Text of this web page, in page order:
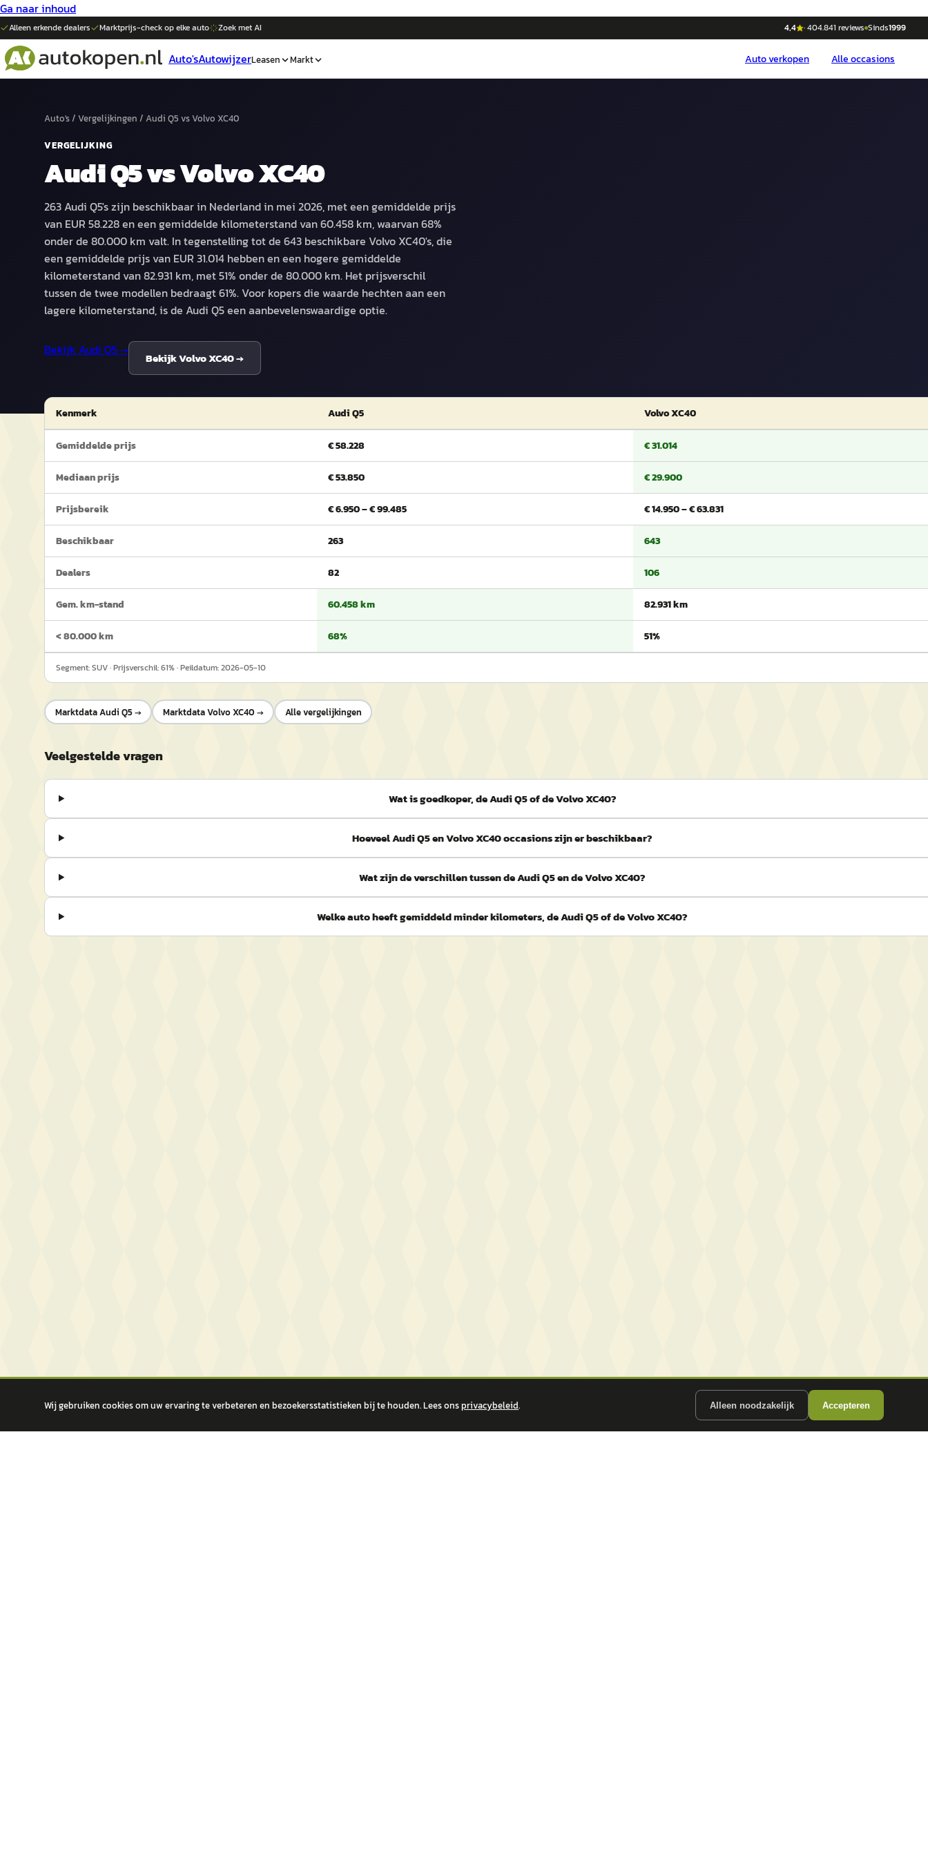
Ga naar inhoud
Alleen erkende dealers Marktprijs-check op elkeauto Zoek met AI 4,4 ·404.841 reviews Sinds1999
Auto'sAutowijzerLeasen Markt Autoverkopen Alle occasions
Auto's/ Vergelijkingen / Audi Q5 vsVolvo XC40
VERGELIJKING
Audi Q5vsVolvo XC40
263 Audi Q5's zijn beschikbaar in Nederland in mei 2026, met een gemiddelde prijs
van EUR 58.228 en een gemiddelde kilometerstand van 60.458 km, waarvan 68%
onder de 80.000 km valt. In tegenstelling tot de 643 beschikbare Volvo XC40's, die
een gemiddelde prijs van EUR 31.014 hebben en een hogere gemiddelde
kilometerstand van 82.931 km, met 51% onder de 80.000 km. Het prijsverschil
tussen de twee modellen bedraagt 61%. Voor kopers die waarde hechten aan een
lagere kilometerstand, is de Audi Q5 een aanbevelenswaardige optie.
Bekijk Audi Q5→
BekijkVolvo XC40→
Kenmerk Audi Q5 Volvo XC40
Gemiddelde prijs € 58.228 € 31.014
Mediaan prijs € 53.850 € 29.900
Prijsbereik € 6.950 – € 99.485 € 14.950 – € 63.831
Beschikbaar 263 643
Dealers 82 106
Gem. km-stand 60.458 km 82.931 km
< 80.000 km 68% 51%
Segment:SUV· Prijsverschil:61% · Peildatum:2026-05-10
MarktdataAudi Q5→ MarktdataVolvo XC40 → Alle vergelijkingen
Veelgestelde vragen
Wat is goedkoper, de Audi Q5 of de Volvo XC40?
Hoeveel Audi Q5 en Volvo XC40 occasions zijn er beschikbaar?
Wat zijn de verschillen tussen de Audi Q5 en de Volvo XC40?
Welke auto heeft gemiddeld minder kilometers, de Audi Q5 of de Volvo XC40?
Wij gebruiken cookies om uw ervaring te verbeteren en bezoekersstatistieken bij te houden. Lees onsprivacybeleid. Alleen noodzakelijk Accepteren